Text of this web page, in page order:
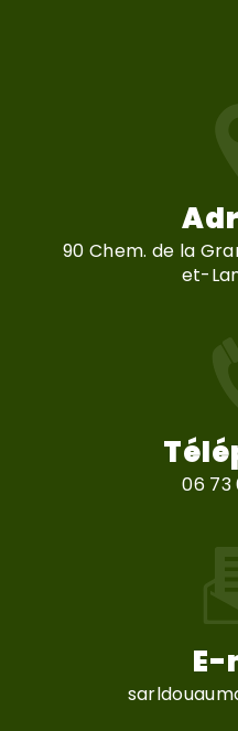
90 Chem. de la
et-
06 73